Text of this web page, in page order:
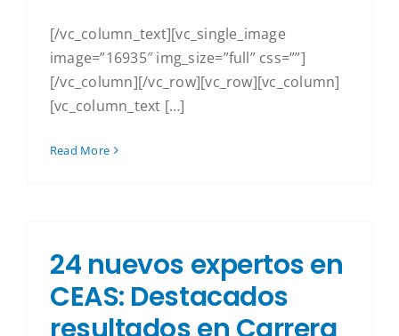
[/vc_column_text][vc_single_image
image=”16935″ img_size=”full” css=””]
[/vc_column][/vc_row][vc_row][vc_column]
[vc_column_text […]
Read More
24 nuevos expertos en
CEAS: Destacados